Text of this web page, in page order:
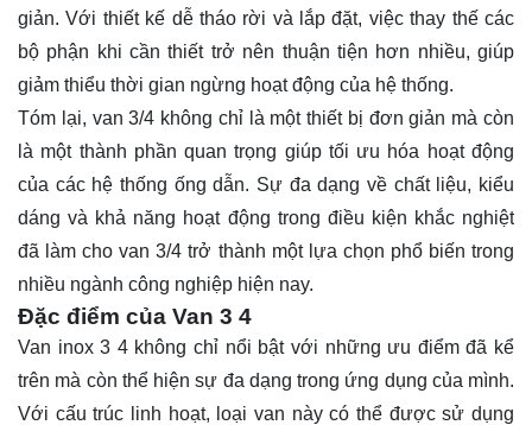
giản. Với thiết kế dễ tháo rời và lắp đặt, việc thay thế các
bộ phận khi cần thiết trở nên thuận tiện hơn nhiều, giúp
giảm thiểu thời gian ngừng hoạt động của hệ thống.
Tóm lại, van 3/4 không chỉ là một thiết bị đơn giản mà còn
là một thành phần quan trọng giúp tối ưu hóa hoạt động
của các hệ thống ống dẫn. Sự đa dạng về chất liệu, kiểu
dáng và khả năng hoạt động trong điều kiện khắc nghiệt
đã làm cho van 3/4 trở thành một lựa chọn phổ biến trong
nhiều ngành công nghiệp hiện nay.
Đặc điểm của Van 3 4
Van inox 3 4 không chỉ nổi bật với những ưu điểm đã kể
trên mà còn thể hiện sự đa dạng trong ứng dụng của mình.
Với cấu trúc linh hoạt, loại van này có thể được sử dụng